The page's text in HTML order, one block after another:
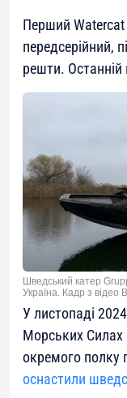
Перший
передсерійний,
решти.
Шведський катер
Україна. Кадр з відео
У листопаді
Морських Силах
окремого полку
оснастили